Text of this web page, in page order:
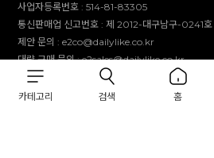
카테고리 검색 홈
사업자등록번호 :514-81-83305
통신판매업 신고번호 :제 2012-대구남구-0241호
제안 문의 : e2co@dailylike.co.kr
대량 구매 문의 : e2sales@dailylike.co.kr
Overseas business :
FAX :053-651-2309